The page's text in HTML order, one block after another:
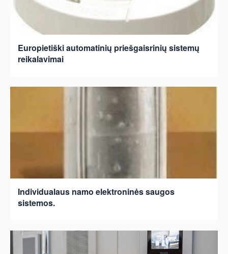
Europietiški automatinių priešgaisrinių sistemų
reikalavimai
Individualaus namo elektroninės saugos
sistemos.